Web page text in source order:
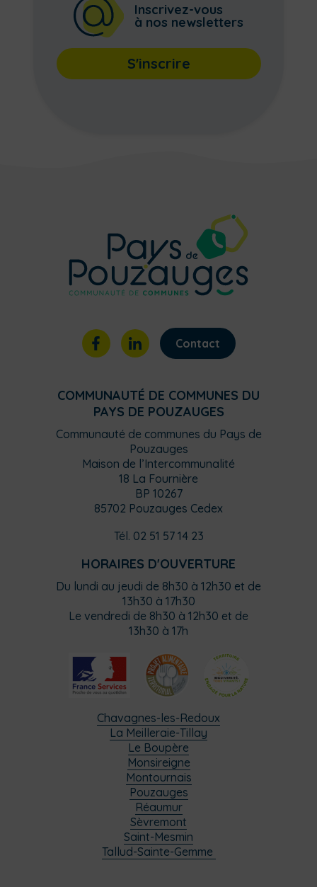
Inscrivez-vous
à nos newsletters
S'inscrire
Contact
COMMUNAUTÉ DE COMMUNES DU
PAYS DE POUZAUGES
Communauté de communes du Pays de
Pouzauges
Maison de l’Intercommunalité
18 La Fournière
BP 10267
85702 Pouzauges Cedex
Tél. 02 51 57 14 23
HORAIRES D'OUVERTURE
Du lundi au jeudi de 8h30 à 12h30 et de
13h30 à 17h30
Le vendredi de 8h30 à 12h30 et de
13h30 à 17h
Chavagnes-les-Redoux
La Meilleraie-Tillay
Le Boupère
Monsireigne
Montournais
Pouzauges
Réaumur
Sèvremont
Saint-Mesmin
Tallud-Sainte-Gemme